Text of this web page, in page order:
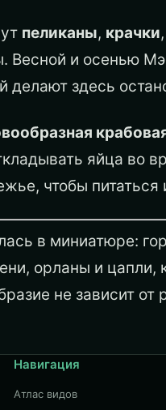
пеликаны, крачки,
Весной и осенью
делают здесь
яйца во
чтобы питаться
в миниатюре:
орланы и цапли,
не зависит от
Навигация
Атлас видов